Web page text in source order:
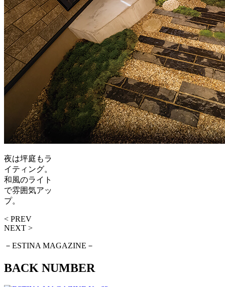
夜は坪庭もラ
イティング。
和風のライト
で雰囲気アッ
プ。
< PREV
NEXT >
－ESTINA MAGAZINE－
BACK NUMBER